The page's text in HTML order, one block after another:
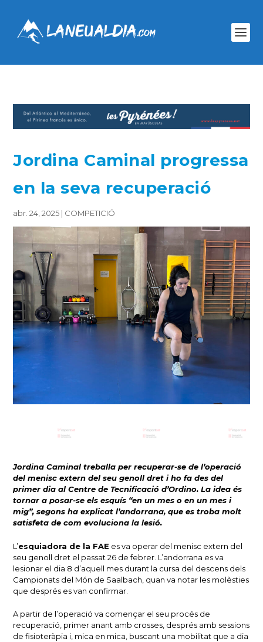
Jordina Caminal progressa
en la seva recuperació
abr. 24, 2025 | COMPETICIÓ
Jordina Caminal treballa per recuperar-se de l’operació
del menisc extern del seu genoll dret i ho fa des del
primer dia al Centre de Tecnificació d’Ordino. La idea és
tornar a posar-se els esquís “en un mes o en un mes i
mig”, segons ha explicat l’andorrana, que es troba molt
satisfeta de com evoluciona la lesió.
L’esquiadora de la FAE es va operar del menisc extern del
seu genoll dret el passat 26 de febrer. L’andorrana es va
lesionar el dia 8 d’aquell mes durant la cursa del descens dels
Campionats del Món de Saalbach, quan va notar les molèsties
que després es van confirmar.
A partir de l’operació va començar el seu procés de
recuperació, primer anant amb crosses, després amb sessions
de fisioteràpia i, mica en mica, buscant una mobilitat que a dia